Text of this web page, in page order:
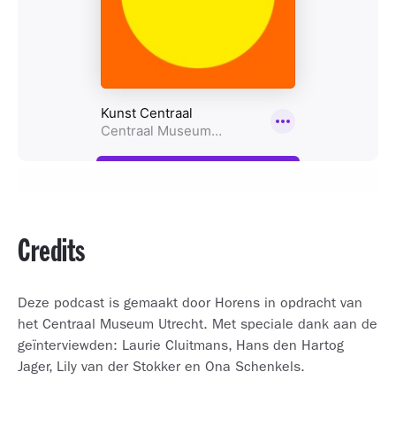
Credits
Deze podcast is gemaakt door Horens in opdracht van
het Centraal Museum Utrecht. Met speciale dank aan de
geïnterviewden: Laurie Cluitmans, Hans den Hartog
Jager, Lily van der Stokker en Ona Schenkels.